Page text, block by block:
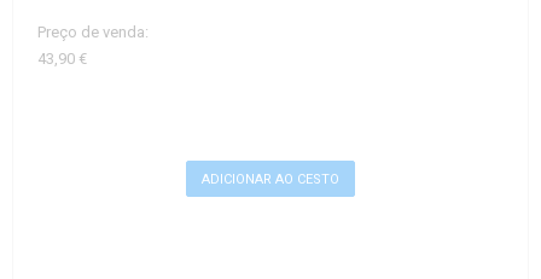
Preço de venda:
43,90 €